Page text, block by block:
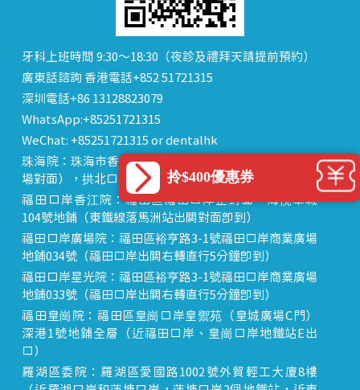
牙科上班時間 9:30～18:30（夜診及禮拜天請提前預約）
廣東話諮詢 香港電話+852 51721315
深圳電話+86 13128823079
WhatsApp:+85251721315
WeChat: +85251721315 or dentalhk
珠海院：珠海市香洲區 拱北中建商業大廈 15樓（迎賓廣
場對面），拱北口岸步行8分鐘直達
福田口岸香江院：福田區福田口岸正對面，海悅華城
104號地鋪（東鐵線落馬洲站出關對面即到）
福田口岸廣場院：福田區裕亨路3-1號福田口岸商業廣場
地鋪034號（福田口岸出關右轉直行5分鐘即到）
福田口岸星光院：福田區裕亨路3-1號福田口岸商業廣場
地鋪033號（福田口岸出關右轉直行5分鐘即到）
福田皇崗院：福田區皇崗口岸皇禦苑（皇城廣場C門）
深港1號地鋪全層（近福田口岸、皇崗口岸地鐵站E出
口）
羅湖區委院：羅湖區愛國路1002號外貿輕工大廈8樓
拎$400優惠券